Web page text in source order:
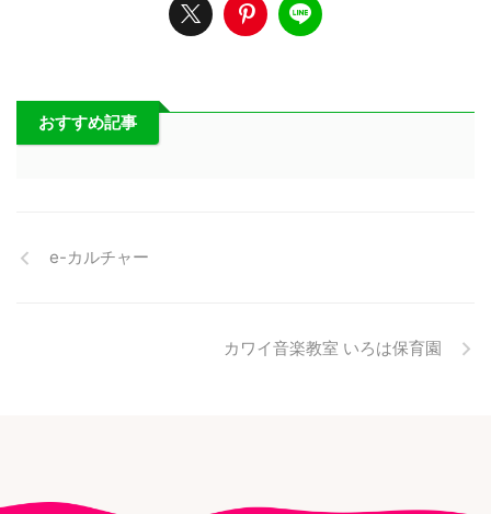
おすすめ記事
e-カルチャー
カワイ音楽教室 いろは保育園